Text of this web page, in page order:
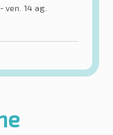
ven. 14 ag.